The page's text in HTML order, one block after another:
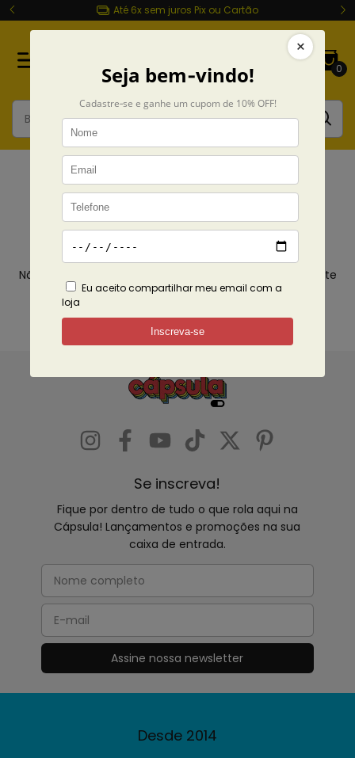
Até 6x sem juros Pix ou Cartão
0
AC/DC
Início Coleções AC/DC
Não temos resultados para sua pesquisa. Por favor, tente
com outros filtros.
Se inscreva!
Fique por dentro de tudo o que rola aqui na
Cápsula! Lançamentos e promoções na sua
caixa de entrada.
Desde 2014